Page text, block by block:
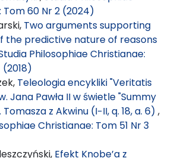
Tom 60 Nr 2 (2024)
Two arguments supporting
the predictive nature of reasons
Philosophiae Christianae:
(2018)
Teleologia encykliki "Veritatis
Jana Pawła II w świetle "Summy
z Akwinu (I−II, q. 18, a. 6) ,
Christianae: Tom 51 Nr 3
Efekt Knobe’a z